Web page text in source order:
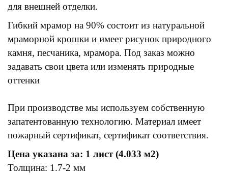
для внешней отделки.
Гибкий мрамор на 90% состоит из натуральной
мраморной крошки и имеет рисунок природного
камня, песчаника, мрамора. Под заказ можно
задавать свои цвета или изменять природные
оттенки
При производстве мы используем собственную
запатентованную технологию. Материал имеет
пожарный сертификат, сертификат соответствия.
Цена указана за: 1 лист (4.033 м2)
Толщина: 1.7-2 мм